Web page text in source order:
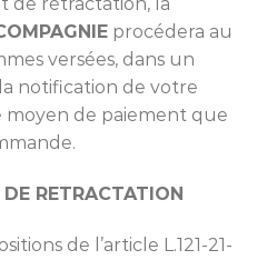
procédera au
versées, dans un
notification de votre
moyen de paiement que
RETRACTATION
de l’article L.121-21-